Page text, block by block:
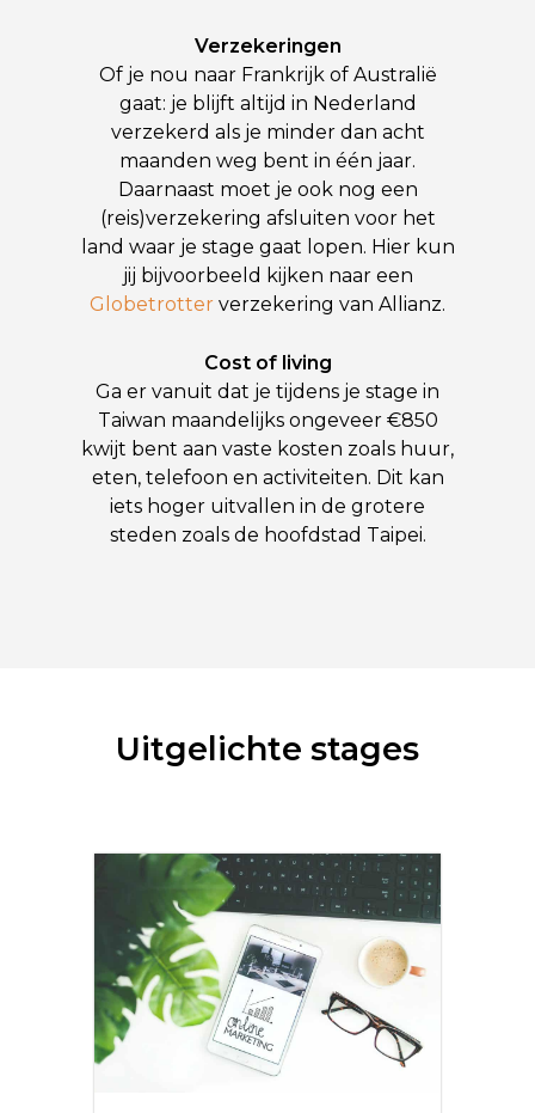
Verzekeringen
Of je nou naar Frankrijk of Australië
gaat: je blijft altijd in Nederland
verzekerd als je minder dan acht
maanden weg bent in één jaar.
Daarnaast moet je ook nog een
(reis)verzekering afsluiten voor het
land waar je stage gaat lopen. Hier kun
jij bijvoorbeeld kijken naar een
Globetrotter verzekering van Allianz.
Cost of living
Ga er vanuit dat je tijdens je stage in
Taiwan maandelijks ongeveer €850
kwijt bent aan vaste kosten zoals huur,
eten, telefoon en activiteiten. Dit kan
iets hoger uitvallen in de grotere
steden zoals de hoofdstad Taipei.
Uitgelichte stages